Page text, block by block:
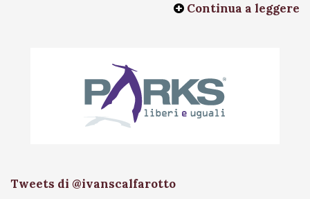
Continua a leggere
Tweets di @ivanscalfarotto